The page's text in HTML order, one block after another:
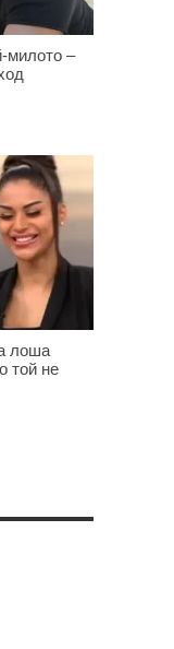
милото –
лоша
той не